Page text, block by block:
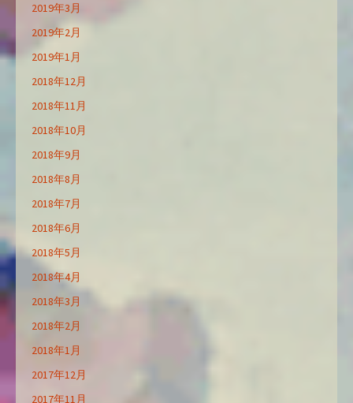
2019年3月
2019年2月
2019年1月
2018年12月
2018年11月
2018年10月
2018年9月
2018年8月
2018年7月
2018年6月
2018年5月
2018年4月
2018年3月
2018年2月
2018年1月
2017年12月
2017年11月